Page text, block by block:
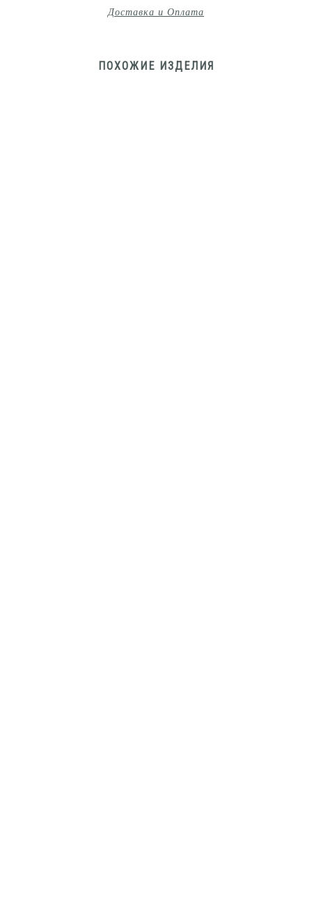
Доставка и Оплата
ПОХОЖИЕ ИЗДЕЛИЯ